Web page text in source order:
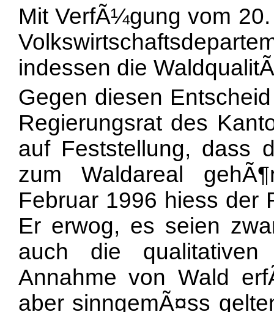
Mit VerfÃ¼gung vom
indessen die
Gegen diesen
Regierungsrat des
auf Feststellung, dass
zum Waldareal
Februar 1996 hiess der
Er erwog, es seien
auch die
Annahme von Wald
aber sinngemÃ¤ss